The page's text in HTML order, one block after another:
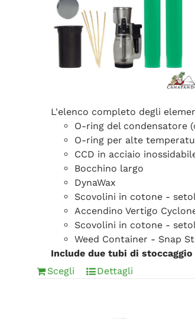
L'elenco completo degli
O-ring del condensatore
O-ring per alte
CCD in acciaio
Bocchino largo
DynaWax
Scovolini in cotone -
Accendino Vertigo
Scovolini in cotone -
Weed Container - Snap
Include due tubi di
Scegli
Dettagli